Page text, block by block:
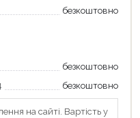
безкоштовно
безкоштовно
безкоштовно
на сайті. Вартість у